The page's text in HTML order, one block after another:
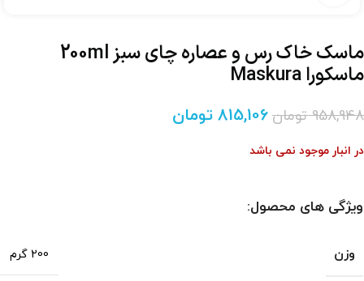
ماسک خاک رس و عصاره چای سبز 200ml
ماسکورا Maskura
958,948 تومان 815,106 تومان
در انبار موجود نمی باشد
ویژگی های محصول:
وزن 200 گرم